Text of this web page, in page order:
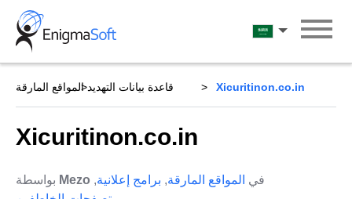
Skip
content
العربية
قاعدة بيانات التهديد المواقع المارقة Xicuritinon.co.in
Xicuritinon.co.in
Mezo في المواقع المارقة, برامج إعلانية,